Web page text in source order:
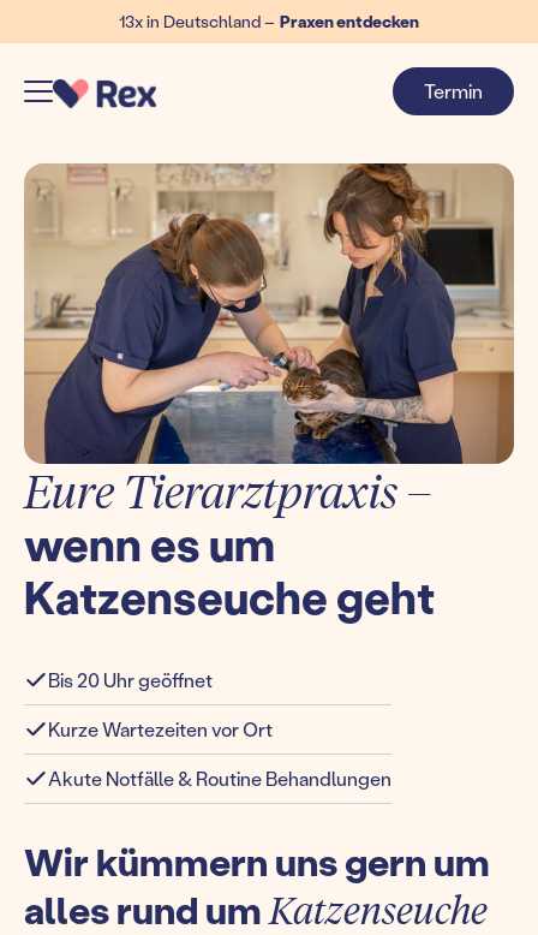
13x in Deutschland – Praxen entdecken
Termin
Eure Tierarztpraxis –
wenn es um
Katzenseuche geht
Bis 20 Uhr geöffnet
Kurze Wartezeiten vor Ort
Akute Notfälle & Routine Behandlungen
Wir kümmern uns gern um
alles rund umKatzenseuche